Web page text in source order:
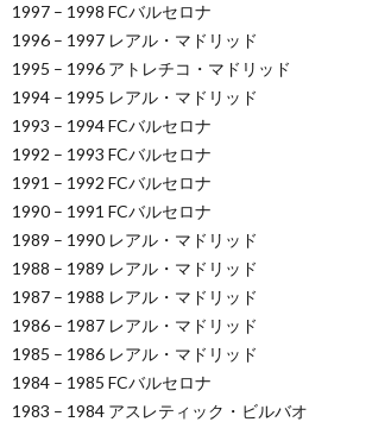
1997 – 1998 FCバルセロナ
1996 – 1997 レアル・マドリッド
1995 – 1996 アトレチコ・マドリッド
1994 – 1995 レアル・マドリッド
1993 – 1994 FCバルセロナ
1992 – 1993 FCバルセロナ
1991 – 1992 FCバルセロナ
1990 – 1991 FCバルセロナ
1989 – 1990 レアル・マドリッド
1988 – 1989 レアル・マドリッド
1987 – 1988 レアル・マドリッド
1986 – 1987 レアル・マドリッド
1985 – 1986 レアル・マドリッド
1984 – 1985 FCバルセロナ
1983 – 1984 アスレティック・ビルバオ